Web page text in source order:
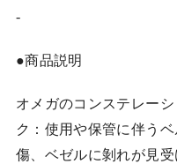
-
●商品説明
オメガのコンステレー
ク：使用や保管に伴う
傷、ベゼルに剝れが見